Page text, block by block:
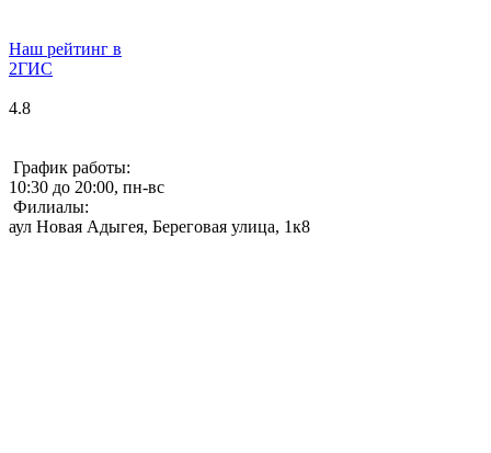
Наш рейтинг в
2ГИС
4.8
График работы:
10:30 до 20:00, пн-вс
Филиалы:
аул Новая Адыгея, Береговая улица, 1к8